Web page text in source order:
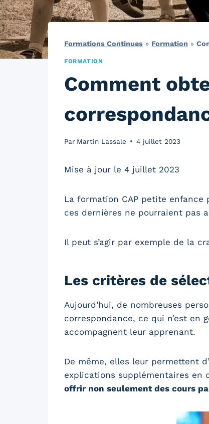
Formations Continues » Formation »
FORMATION
Comment
Par Martin Lassale 4 juillet 2023
Mise à jour le 4 juillet 2023
La formation CAP petite
ces dernières ne pourraient pas
Il peut s’agir par exemple de la
Les critères de
Aujourd’hui, de nombreuses
correspondance, ce qui n’est en
accompagnent leur apprenant.
De même, elles leur permettent
explications supplémentaires en
offrir non seulement des cours